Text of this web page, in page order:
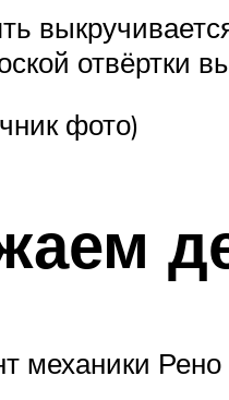
отвёртки
фото)
механики Рено